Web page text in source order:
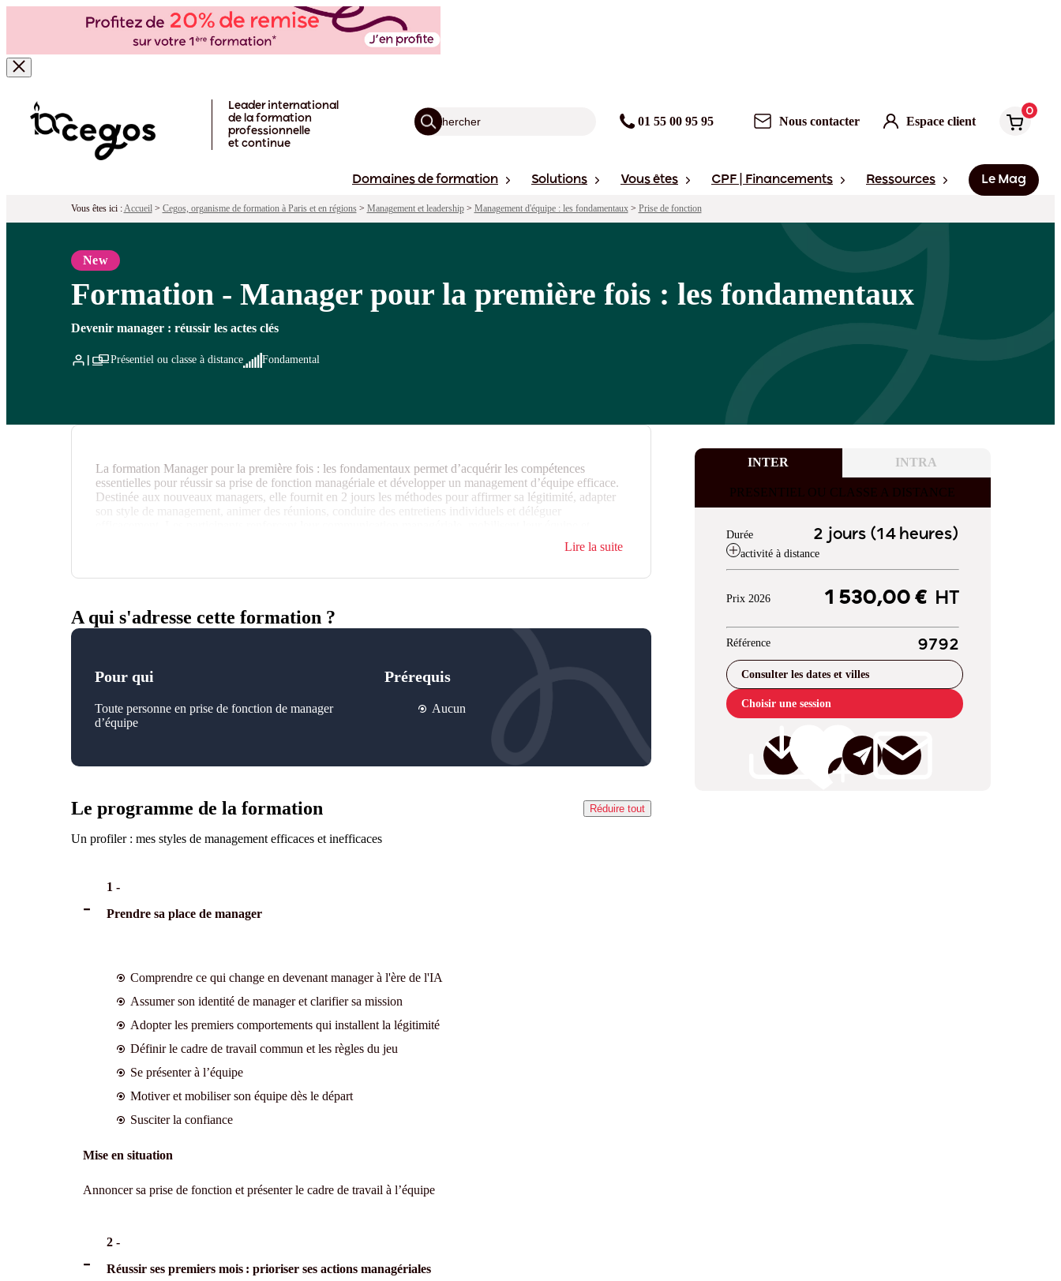
Leader international
de la formation
professionnelle
et continue
01 55 00 95 95 Nous contacter Espace client
0
Domaines de formation Solutions Vous êtes CPF | Financements Ressources Le Mag
Vous êtes ici :Accueil> Cegos, organisme de formation à Paris et en régions> Management et leadership> Management d'équipe : les fondamentaux> Prise de fonction
New
Formation - Manager pour la première fois : les fondamentaux
Devenir manager : réussir les actes clés
Présentiel ou classe à distance Fondamental
INTER INTRA
PRESENTIEL OU CLASSE A DISTANCE
Durée 2 jours (14 heures)
activité à distance
Prix 2026 1 530,00 €HT
Référence 9792
Consulter les dates et villes
Choisir une session
La formation Manager pour la première fois : les fondamentaux permet d’acquérir les compétences
essentielles pour réussir sa prise de fonction managériale et développer un management d’équipe efficace.
Destinée aux nouveaux managers, elle fournit en 2 jours les méthodes pour affirmer sa légitimité, adapter
son style de management, animer des réunions, conduire des entretiens individuels et déléguer
Lire la suite
A qui s'adresse cette formation ?
Pour qui
Toute personne en prise de fonction de manager
d’équipe
Prérequis
Aucun
Le programme de la formation Réduire tout
Un profiler : mes styles de management efficaces et inefficaces
1 -
Prendre sa place de manager
Comprendre ce qui change en devenant manager à l'ère de l'IA
Assumer son identité de manager et clarifier sa mission
Adopter les premiers comportements qui installent la légitimité
Définir le cadre de travail commun et les règles du jeu
Se présenter à l’équipe
Motiver et mobiliser son équipe dès le départ
Susciter la confiance
Mise en situation
Annoncer sa prise de fonction et présenter le cadre de travail à l’équipe
2 -
Réussir ses premiers mois : prioriser ses actions managériales
Formation - Manager pour la première fois : les fondamentaux
Pour qui ? Programme Objectifs Pédagogie Points forts